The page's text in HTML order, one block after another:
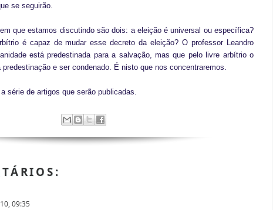
se seguirão.
que estamos discutindo são dois: a eleição é universal ou específica?
é capaz de mudar esse decreto da eleição? O professor Leandro
está predestinada para a salvação, mas que pelo livre arbítrio o
e ser condenado. É nisto que nos concentraremos.
série de artigos que serão publicadas.
09:35